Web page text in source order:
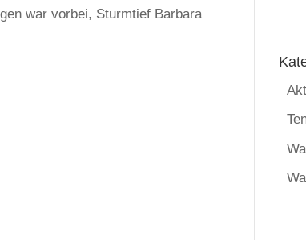
war vorbei, Sturmtief Barbara